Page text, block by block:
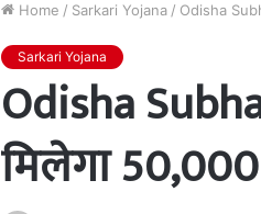
Home / Sarkari Yojana / Odisha
Sarkari Yojana
Odisha
मिलेगा